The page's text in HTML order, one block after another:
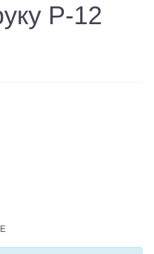
P-12